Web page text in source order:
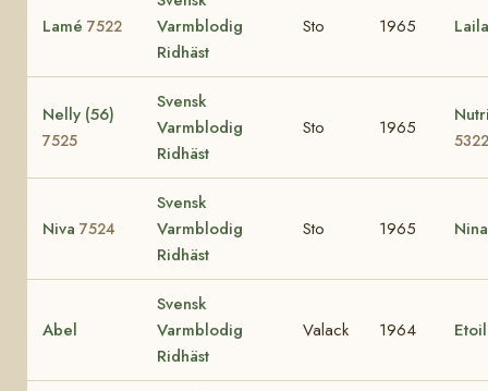
Lamé 7522
Varmblodig
Ridhäst
Sto 1965
Nelly (56)
7525
Svensk
Varmblodig
Ridhäst
Sto 1965
5322
Niva 7524
Svensk
Varmblodig
Ridhäst
Sto 1965
Abel
Svensk
Varmblodig
Ridhäst
Valack 1964